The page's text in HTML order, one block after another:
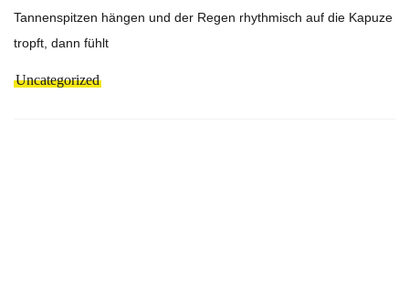
Tannenspitzen hängen und der Regen rhythmisch auf die Kapuze
tropft, dann fühlt
Uncategorized